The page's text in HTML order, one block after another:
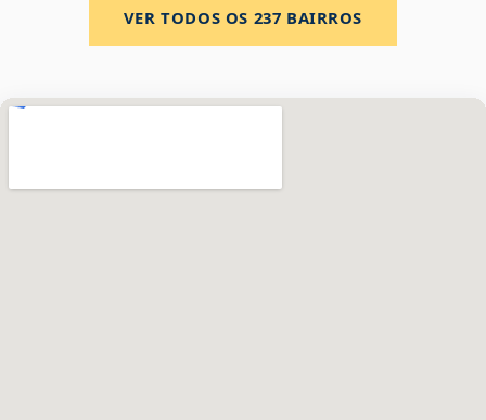
VER TODOS OS 237 BAIRROS